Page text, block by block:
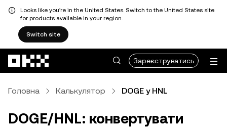
Looks like you're in the United States. Switch to the United States site
for products available in your region.
Switch site
Зареєструватись
Головна Калькулятор DOGE у HNL
DOGE/HNL: конвертувати